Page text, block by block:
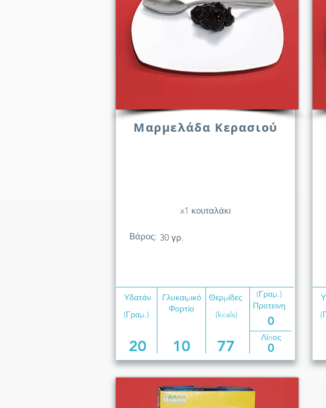
Μαρμελάδα Κερασιού
x1 κουταλάκι
Βάρος: 30 γρ.
Υδατάν.
Γλυκαιμικό
Φορτίο
(Γραμ.)
Θερμίδες
(kcals)
Προτεινη
0
(Γραμ.)
20 10 77 Λίπος
0